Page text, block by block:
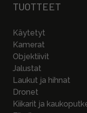
TUOTTEET
Käytetyt
Kamerat
Objektiivit
Jalustat
Laukut ja hihnat
Dronet
Kiikarit ja